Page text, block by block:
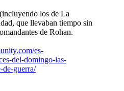
los de La
que llevaban tiempo sin
de Rohan.
es-
del-domingo-las-
de-guerra/